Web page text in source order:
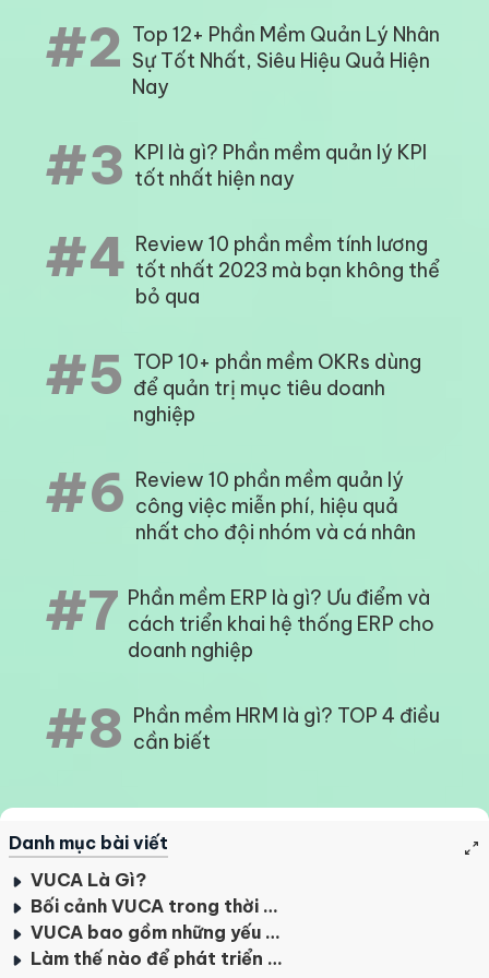
#2 Top 12+ Phần Mềm Quản Lý Nhân
Sự Tốt Nhất, Siêu Hiệu Quả Hiện
Nay
#3 KPI là gì? Phần mềm quản lý KPI
tốt nhất hiện nay
#4 Review 10 phần mềm tính lương
tốt nhất 2023 mà bạn không thể
bỏ qua
#5 TOP 10+ phần mềm OKRs dùng
để quản trị mục tiêu doanh
nghiệp
#6 Review 10 phần mềm quản lý
công việc miễn phí, hiệu quả
nhất cho đội nhóm và cá nhân
#7 Phần mềm ERP là gì? Ưu điểm và
cách triển khai hệ thống ERP cho
doanh nghiệp
#8 Phần mềm HRM là gì? TOP 4 điều
cần biết
Danh mục bài viết
VUCA Là Gì?
Bối cảnh VUCA trong thời đại hiện nay
VUCA bao gồm những yếu tố nào?
Làm thế nào để phát triển trong bối cảnh VUCA?